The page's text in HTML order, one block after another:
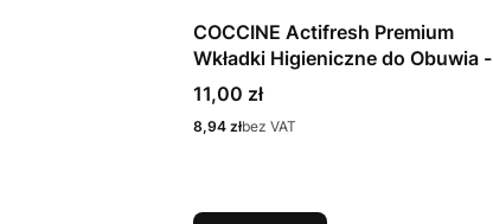
COCCINE Actifresh Premium
Wkładki Higieniczne do Obuwia -
Do Wycinania
Cena
11,00 zł
Cena
8,94 złbez VAT